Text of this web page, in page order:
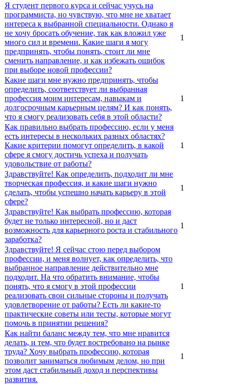
Я студент первого курса и сейчас учусь на
программиста, но чувствую, что мне не хватает
интереса к выбранной специальности. Однако я
не хочу бросать обучение, так как вложил уже
много сил и времени. Какие шаги я могу
предпринять, чтобы понять, стоит ли мне
сменить направление, и как избежать ошибок
при выборе новой профессии?
1
Какие шаги мне нужно предпринять, чтобы
определить, соответствует ли выбранная
профессия моим интересам, навыкам и
долгосрочным карьерным целям? И как понять,
что я смогу реализовать себя в этой области?
1
Как правильно выбрать профессию, если у меня
есть интересы в нескольких разных областях?
Какие критерии помогут определить, в какой
сфере я смогу достичь успеха и получать
удовольствие от работы?
1
Здравствуйте! Как определить, подходит ли мне
творческая профессия, и какие шаги нужно
сделать, чтобы успешно начать карьеру в этой
сфере?
1
Здравствуйте! Как выбрать профессию, которая
будет не только интересной, но и даст
возможность для карьерного роста и стабильного
заработка?
1
Здравствуйте! Я сейчас стою перед выбором
профессии, и меня волнует, как определить, что
выбранное направление действительно мне
подходит. На что обратить внимание, чтобы
понять, что я смогу в этой профессии
реализовать свои сильные стороны и получать
удовлетворение от работы? Есть ли какие-то
практические советы или тесты, которые могут
помочь в принятии решения?
1
Как найти баланс между тем, что мне нравится
делать, и тем, что будет востребовано на рынке
труда? Хочу выбрать профессию, которая
позволит заниматься любимым делом, но при
этом даст стабильный доход и перспективы
развития.
1